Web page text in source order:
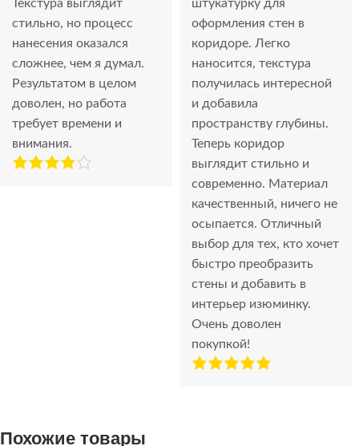
Текстура выглядит
стильно, но процесс
нанесения оказался
сложнее, чем я думал.
Результатом в целом
доволен, но работа
требует времени и
внимания.
штукатурку для
оформления стен в
коридоре. Легко
наносится, текстура
получилась интересной
и добавила
пространству глубины.
Теперь коридор
выглядит стильно и
современно. Материал
качественный, ничего не
осыпается. Отличный
выбор для тех, кто хочет
быстро преобразить
стены и добавить в
интерьер изюминку.
Очень доволен
покупкой!
Похожие товары